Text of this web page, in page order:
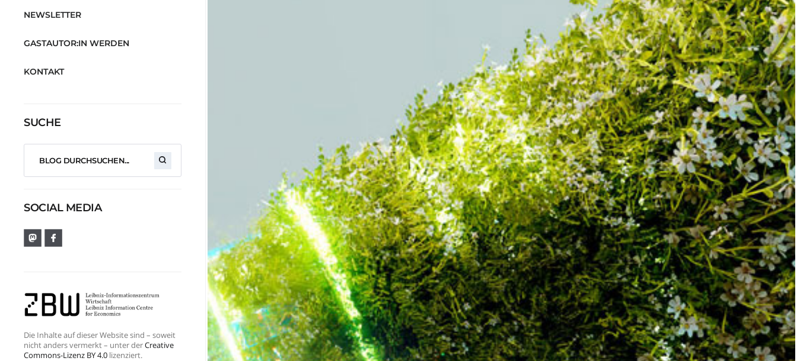
NEWSLETTER
GASTAUTOR:IN WERDEN
KONTAKT
SUCHE
SOCIAL MEDIA
Die Inhalte auf dieser Website sind – soweit
nicht anders vermerkt – unter derCreative
Commons-Lizenz BY 4.0 lizenziert.